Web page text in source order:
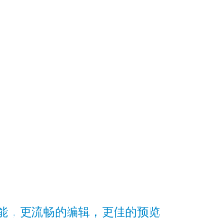
，更流畅的编辑，更佳的预览